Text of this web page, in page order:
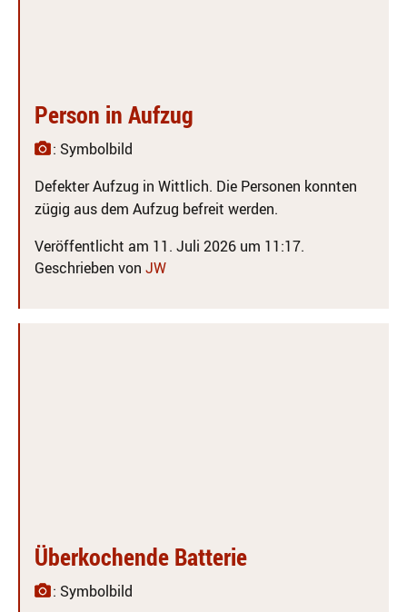
Person in Aufzug
: Symbolbild
Defekter Aufzug in Wittlich. Die Personen konnten
zügig aus dem Aufzug befreit werden.
Veröffentlicht am 11. Juli 2026 um 11:17.
Geschrieben von JW
Überkochende Batterie
: Symbolbild